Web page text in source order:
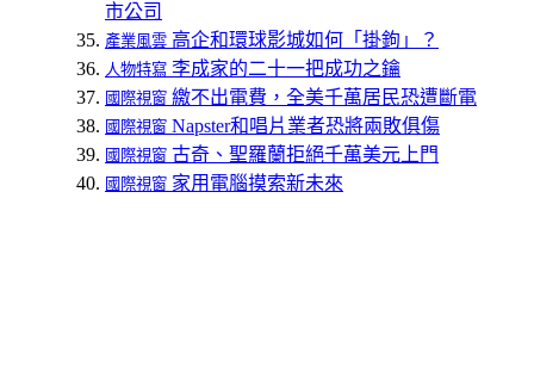
市公司
產業風雲 高企和環球影城如何「掛鉤」？
人物特寫 李成家的二十一把成功之鑰
國際視窗 繳不出電費，全美千萬居民恐遭斷電
國際視窗 Napster和唱片業者恐將兩敗俱傷
國際視窗 古奇、聖羅蘭拒絕千萬美元上門
國際視窗 家用電腦摸索新未來